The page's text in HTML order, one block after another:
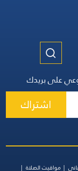
على بريدك
اشتراك
مواقيت الصلاة